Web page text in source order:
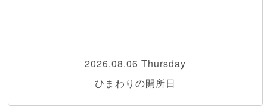
2026.08.06 Thursday
ひまわりの開所日